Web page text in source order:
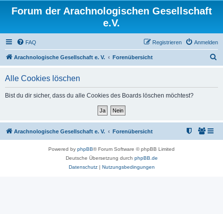
Forum der Arachnologischen Gesellschaft
e.V.
FAQ Anmelden
Registrieren
Arachnologische Gesellschaft e. V. Forenübersicht
Alle Cookies löschen
Bist du dir sicher, dass du alle Cookies des Boards löschen möchtest?
Arachnologische Gesellschaft e. V. Forenübersicht
Powered by phpBB® Forum Software © phpBB Limited
Deutsche Übersetzung durch phpBB.de
Datenschutz| Nutzungsbedingungen